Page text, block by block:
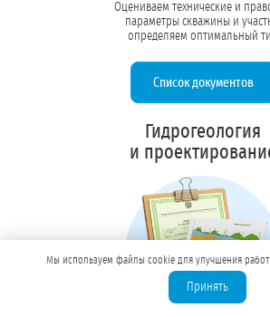
Оцениваем технические и
параметры скважины и
определяем оптимальный тип
полный пакет документов
сопровождаем
Минприроды и надзорными
Список документов
Гидрогеология
и
Мы используем файлы cookie для улучшения
Принять